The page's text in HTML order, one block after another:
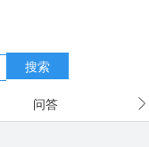
搜索
问答